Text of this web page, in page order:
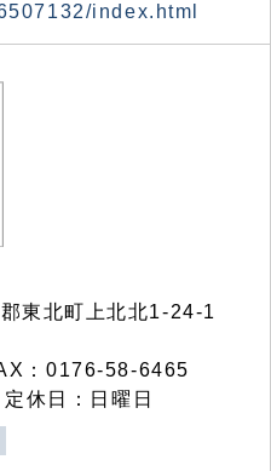
index.html
東北町上北北1-24-1
：0176-58-6465
休日：日曜日